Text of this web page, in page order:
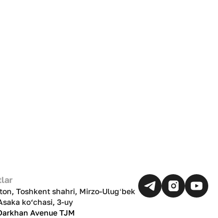
Toshkent shahri, Mirzo-Ulugʻbek
ko‘chasi, 3-uy
Avenue TJM